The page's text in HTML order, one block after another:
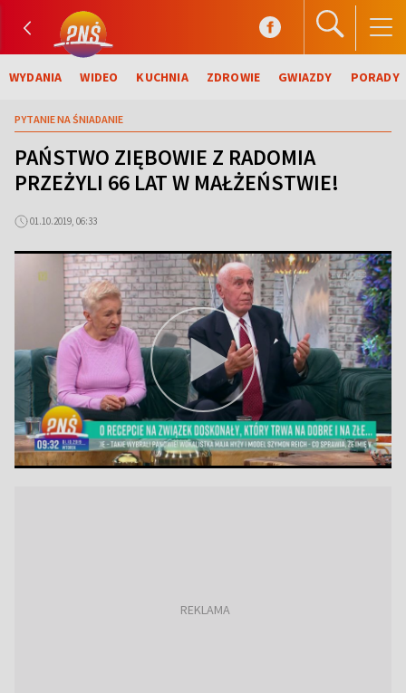
WYDANIA WIDEO KUCHNIA ZDROWIE GWIAZDY PORADY
PYTANIE NA ŚNIADANIE
PAŃSTWO ZIĘBOWIE Z RADOMIA
PRZEŻYLI 66 LAT W MAŁŻEŃSTWIE!
01.10.2019, 06:33